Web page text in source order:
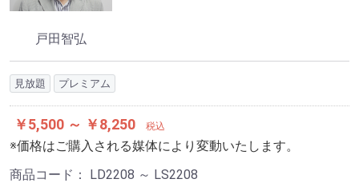
戸田智弘
見放題 プレミアム
￥5,500 ～ ￥8,250 税込
※価格はご購入される媒体により変動いたします。
商品コード： LD2208 ～ LS2208